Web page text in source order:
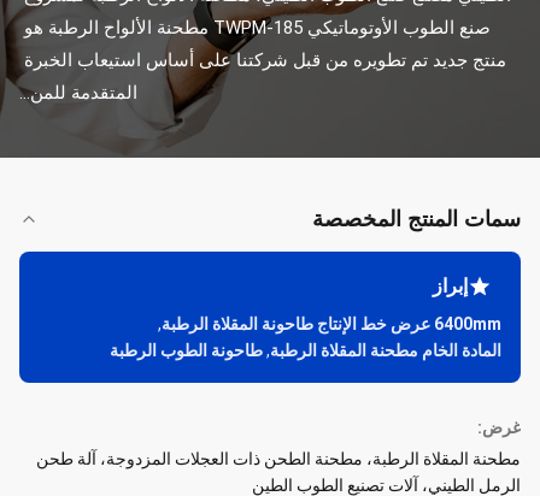
المتقدمة للمن...
سمات المنتج المخصصة
إبراز
6400mm عرض خط الإنتاج طاحونة المقلاة الرطبة
,
المادة الخام مطحنة المقلاة الرطبة,طاحونة الطوب الرطبة
غرض:
مطحنة المقلاة الرطبة، مطحنة الطحن ذات العجلات المزدوجة، آلة طحن
الرمل الطيني، آلات تصنيع الطوب الطين